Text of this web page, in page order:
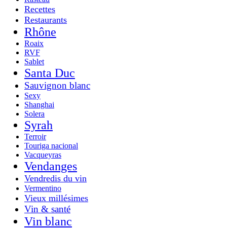
Recettes
Restaurants
Rhône
Roaix
RVF
Sablet
Santa Duc
Sauvignon blanc
Sexy
Shanghai
Solera
Syrah
Terroir
Touriga nacional
Vacqueyras
Vendanges
Vendredis du vin
Vermentino
Vieux millésimes
Vin & santé
Vin blanc